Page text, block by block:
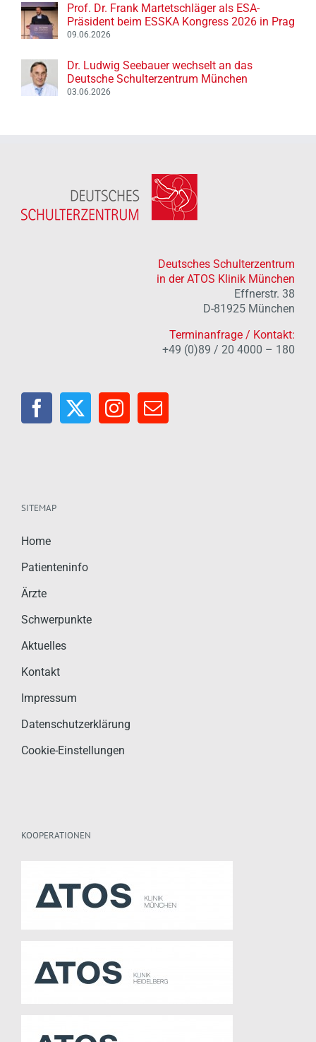
Prof. Dr. Frank Martetschläger als ESA-
Präsident beim ESSKA Kongress 2026 in Prag
09.06.2026
Dr. Ludwig Seebauer wechselt an das
Deutsche Schulterzentrum München
03.06.2026
Deutsches Schulterzentrum
in der ATOS Klinik München
Effnerstr. 38
D-81925 München
Terminanfrage / Kontakt:
+49 (0)89 / 20 4000 – 180
SITEMAP
Home
Patienteninfo
Ärzte
Schwerpunkte
Aktuelles
Kontakt
Impressum
Datenschutzerklärung
Cookie-Einstellungen
KOOPERATIONEN